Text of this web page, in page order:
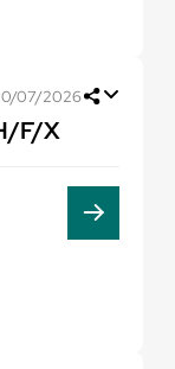
07/2026
F/X